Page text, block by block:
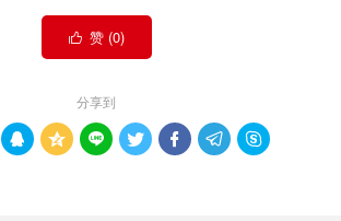
 赞 (0)
分享到
      